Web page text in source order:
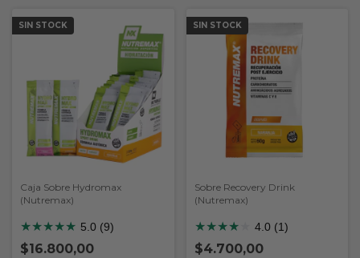
SIN STOCK
Caja Sobre Hydromax
(Nutremax)
★★★★★ 5.0 (9)
$16.800,00
SIN STOCK
Sobre Recovery Drink
(Nutremax)
★★★★ 4.0 (1)
$4.700,00